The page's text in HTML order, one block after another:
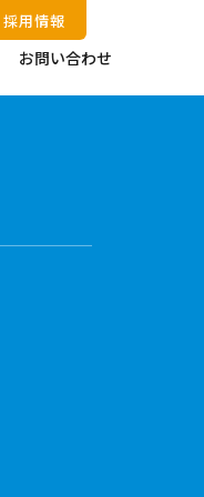
お問い合わせ
採用情報